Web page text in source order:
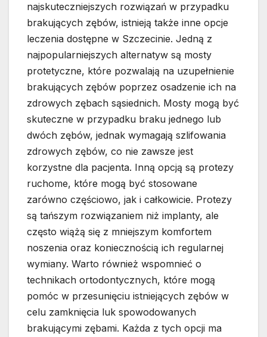
najskuteczniejszych rozwiązań w przypadku
brakujących zębów, istnieją także inne opcje
leczenia dostępne w Szczecinie. Jedną z
najpopularniejszych alternatyw są mosty
protetyczne, które pozwalają na uzupełnienie
brakujących zębów poprzez osadzenie ich na
zdrowych zębach sąsiednich. Mosty mogą być
skuteczne w przypadku braku jednego lub
dwóch zębów, jednak wymagają szlifowania
zdrowych zębów, co nie zawsze jest
korzystne dla pacjenta. Inną opcją są protezy
ruchome, które mogą być stosowane
zarówno częściowo, jak i całkowicie. Protezy
są tańszym rozwiązaniem niż implanty, ale
często wiążą się z mniejszym komfortem
noszenia oraz koniecznością ich regularnej
wymiany. Warto również wspomnieć o
technikach ortodontycznych, które mogą
pomóc w przesunięciu istniejących zębów w
celu zamknięcia luk spowodowanych
brakującymi zębami. Każda z tych opcji ma